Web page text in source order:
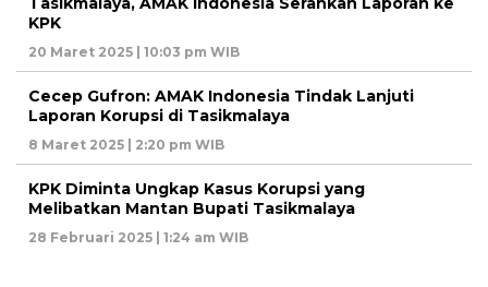
KPK
20 Maret 2025 | 10:03 pm WIB
Cecep Gufron: AMAK Indonesia Tindak Lanjuti
Laporan Korupsi di Tasikmalaya
8 Maret 2025 | 2:20 pm WIB
KPK Diminta Ungkap Kasus Korupsi yang
Melibatkan Mantan Bupati Tasikmalaya
28 Februari 2025 | 1:24 am WIB